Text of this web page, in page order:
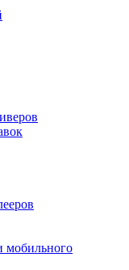
мобильного